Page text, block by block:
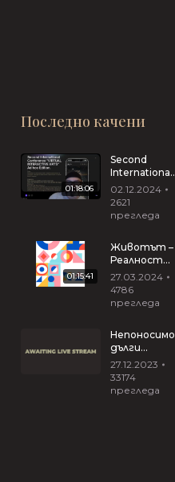
Последно качени
01:18:06
Second
International
Conference
“VIRTUAL
INTERACTIVE
ARTS”
02.12.2024
2621
прегледа
01:15:41
Животът –
Реалност
Риалити
27.03.2024
27.03.2024
4786
прегледа
Непоносимо
дълги
прегръдки
от Иван
Вирипаев
27.12.2023
33174
прегледа